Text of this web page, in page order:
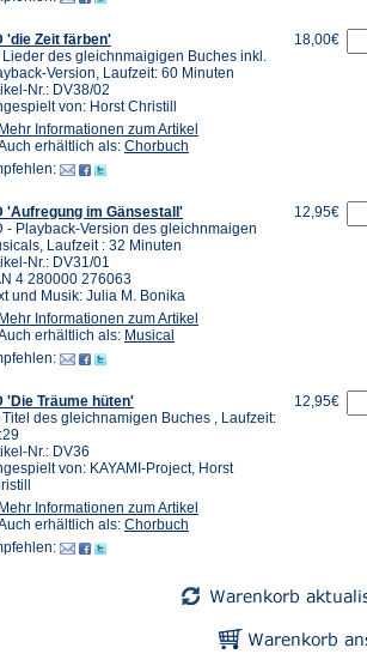
'die Zeit färben'
Lieder des gleichnmaigigen Buches inkl.
Version, Laufzeit: 60 Minuten
Nr.: DV38/02
von: Horst Christill
Mehr Informationen zum Artikel
erhältlich als: Chorbuch
18,00€
'Aufregung im Gänsestall'
- Playback-Version des gleichnmaigen
Laufzeit : 32 Minuten
Nr.: DV31/01
4 280000 276063
und Musik: Julia M. Bonika
Mehr Informationen zum Artikel
erhältlich als: Musical
12,95€
'Die Träume hüten'
Titel des gleichnamigen Buches , Laufzeit:
Nr.: DV36
von: KAYAMI-Project, Horst
Mehr Informationen zum Artikel
erhältlich als: Chorbuch
12,95€